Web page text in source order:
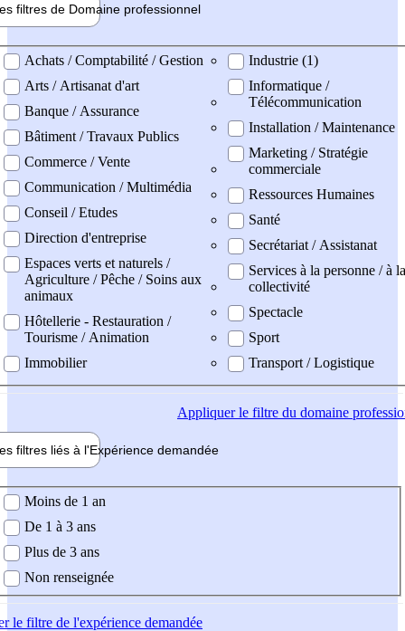
filtres de Domaine professionnel
professionel
Achats / Comptabilité / Gestion
Arts / Artisanat d'art
Banque / Assurance
Bâtiment / Travaux Publics
Commerce / Vente
Communication / Multimédia
Conseil / Etudes
Direction d'entreprise
Espaces verts et naturels /
Agriculture / Pêche / Soins aux
animaux
Hôtellerie - Restauration /
Tourisme / Animation
Immobilier
Industrie (1)
Informatique /
Télécommunication
Installation / Maintenance
Marketing / Stratégie
commerciale
Ressources Humaines
Santé
Secrétariat / Assistanat
Services à la personne / à la
collectivité
Spectacle
Sport
Transport / Logistique
Appliquerle filtre du domaine
filtres liés à l'Expérience demandée
demandée
Moins de 1 an
De 1 à 3 ans
Plus de 3 ans
Non renseignée
le filtre de l'expérience demandée